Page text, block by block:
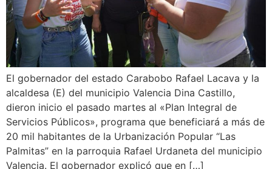
El gobernador del estado Carabobo Rafael Lacava y la
alcaldesa (E) del municipio Valencia Dina Castillo,
dieron inicio el pasado martes al «Plan Integral de
Servicios Públicos», programa que beneficiará a más de
20 mil habitantes de la Urbanización Popular “Las
Palmitas” en la parroquia Rafael Urdaneta del municipio
Valencia. El gobernador explicó que en […]